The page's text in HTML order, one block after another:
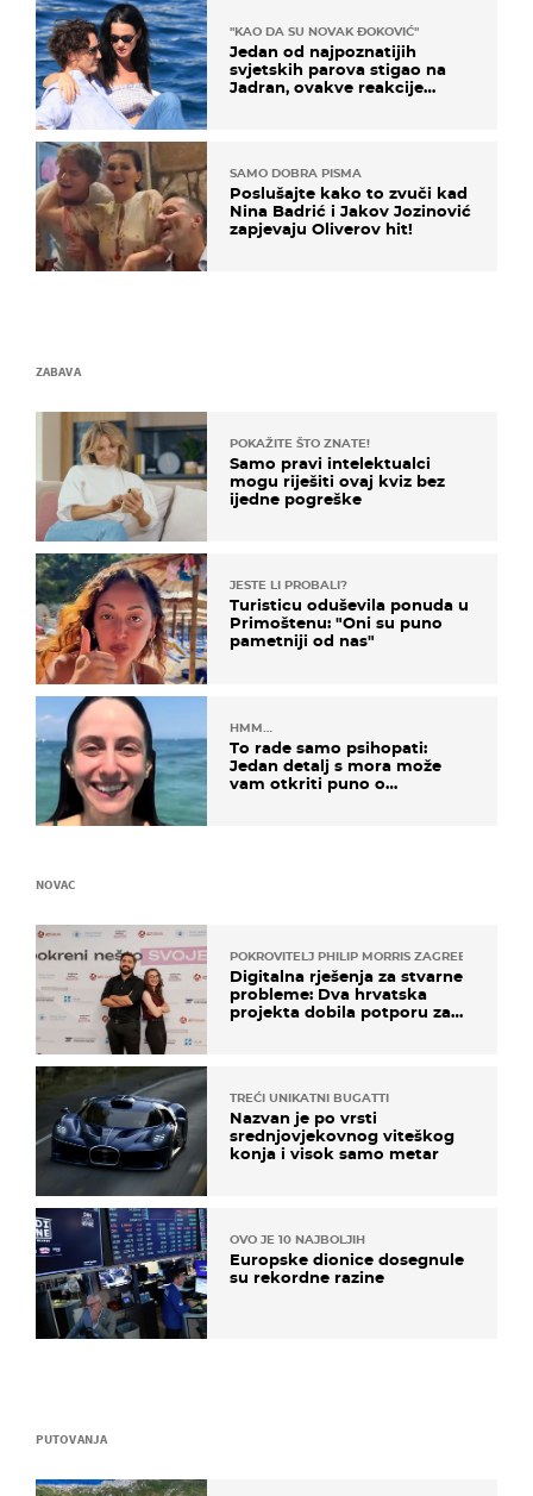
"KAO DA SU NOVAK ĐOKOVIĆ"
Jedan od najpoznatijih
svjetskih parova stigao na
Jadran, ovakve reakcije
SAMO DOBRA PISMA
Poslušajte kako to zvuči kad
Nina Badrić i Jakov Jozinović
zapjevaju Oliverov hit!
ZABAVA
POKAŽITE ŠTO ZNATE!
Samo pravi intelektualci
mogu riješiti ovaj kviz bez
ijedne pogreške
JESTE LI PROBALI?
Turisticu oduševila ponuda u
Primoštenu: "Oni su puno
pametniji od nas"
HMM…
To rade samo psihopati:
Jedan detalj s mora može
vam otkriti puno o
PUTOVANJA
NOVAC
POKROVITELJ PHILIP MORRIS ZAGREB
Digitalna rješenja za stvarne
probleme: Dva hrvatska
projekta dobila potporu za
TREĆI UNIKATNI BUGATTI
Nazvan je po vrsti
srednjovjekovnog viteškog
konja i visok samo metar
OVO JE 10 NAJBOLJIH
Europske dionice dosegnule
su rekordne razine